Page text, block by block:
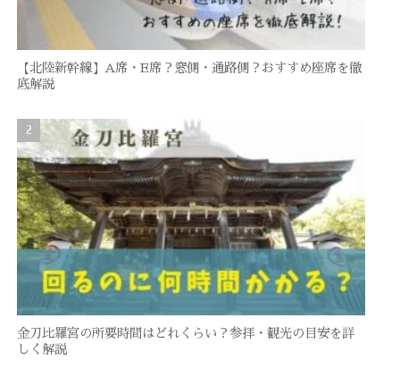
【北陸新幹線】A席・E席？窓側・通路側？おすすめ座席を徹
底解説
金刀比羅宮の所要時間はどれくらい？参拝・観光の目安を詳
しく解説